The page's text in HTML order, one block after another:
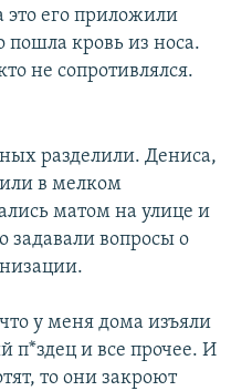
это его приложили
пошла кровь из носа.
не сопротивлялся.
разделили. Дениса,
в мелком
матом на улице и
вопросы о
у меня дома изъяли
п*здец и все прочее. И
то они закроют